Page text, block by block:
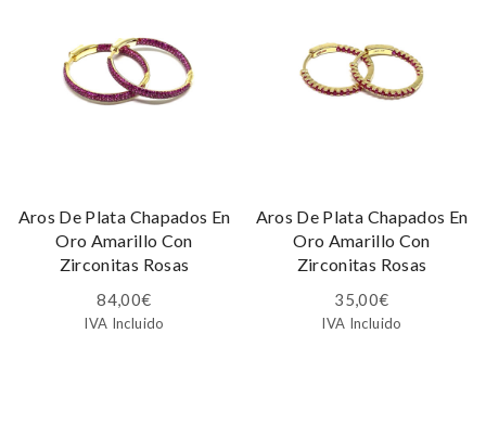
Aros De Plata Chapados En
Oro Amarillo Con
Zirconitas Rosas
84,00€
IVA Incluido
Aros De Plata Chapados En
Oro Amarillo Con
Zirconitas Rosas
35,00€
IVA Incluido